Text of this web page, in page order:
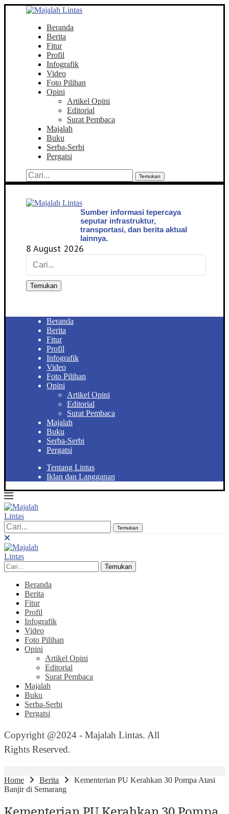
Beranda
Berita
Fitur
Profil
Infografik
Video
Foto Pilihan
Opini
Artikel Opini
Editorial
Surat Pembaca
Majalah
Buku
Serba-Serbi
Pergatsi
Temukan
Sumber informasi tepercaya
seputar infrastruktur,
transportasi, dan berita aktual
lainnya.
8 August 2026
Temukan
Beranda
Berita
Fitur
Profil
Infografik
Video
Foto Pilihan
Opini
Artikel Opini
Editorial
Surat Pembaca
Majalah
Buku
Serba-Serbi
Pergatsi
Tentang Lintas
Iklan dan Langganan
Temukan
Temukan
Beranda
Berita
Fitur
Profil
Infografik
Video
Foto Pilihan
Opini
Artikel Opini
Editorial
Surat Pembaca
Majalah
Buku
Serba-Serbi
Pergatsi
Copyright @2024 - Majalah Lintas. All
Rights Reserved.
Home Berita
Kementerian PU Kerahkan 30 Pompa Atasi
Banjir di Semarang